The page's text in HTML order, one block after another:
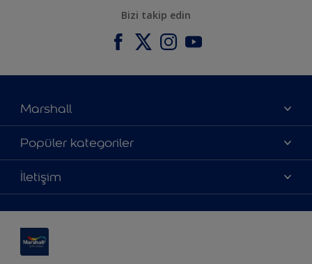
Bizi takip edin
Marshall
Hakkımızda
Yatırımcı İlişkileri
Bilgi Toplum Hizmetleri
Site haritası
Popüler kategoriler
Renklerimiz
Ürünlerimiz
İlham alın
Dekorasyon önerisi
Ustamburada
İletişim
Renk Doğrulama
Teknik Bülten